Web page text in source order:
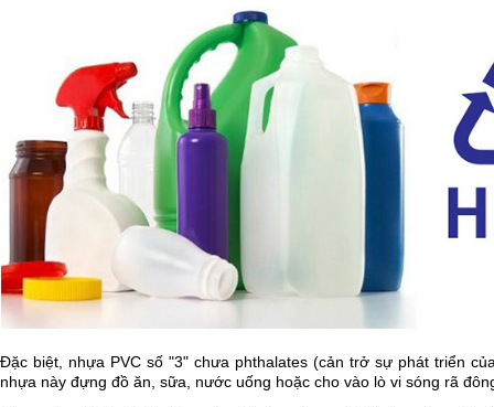
Đặc biệt, nhựa PVC số "3" chưa phthalates (cản trở sự phát triển
nhựa này đựng đồ ăn, sữa, nước uống hoặc cho vào lò vi sóng rã
HỖTRỢTRỰCTUYẾ